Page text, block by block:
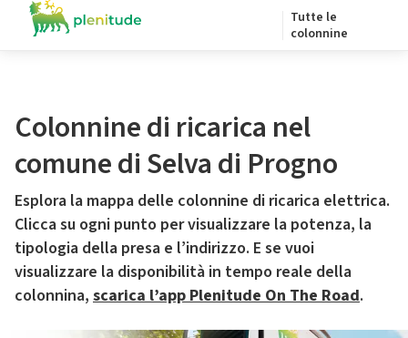
Tutte le
colonnine
Colonnine di ricarica nel
comune di Selva di Progno
Esplora la mappa delle colonnine di ricarica elettrica.
Clicca su ogni punto per visualizzare la potenza, la
tipologia della presa e l’indirizzo. E se vuoi
visualizzare la disponibilità in tempo reale della
colonnina, scarica l’app Plenitude On The Road.